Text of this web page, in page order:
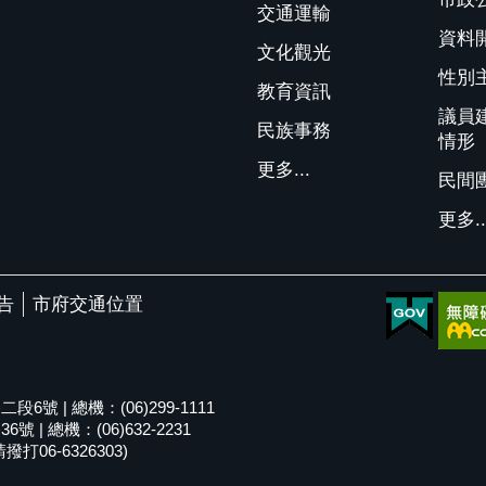
交通運輸
文化觀光
教育資訊
民族事務
更多...
資料
性別
議員
情形
民間
更多
市府交通位置
段6號 | 總機：(06)299-1111
號 | 總機：(06)632-2231
打06-6326303)